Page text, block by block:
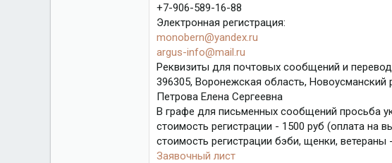
+7-906-589-16-88
Электронная регистрация:
monobern@yandex.ru
argus-info@mail.ru
Реквизиты для почтовых сообщений и
396305, Воронежская область,
Петрова Елена Сергеевна
В графе для письменных сообщений просьба
стоимость регистрации - 1500 руб (оплата на
стоимость регистрации бэби, щенки,
Заявочный лист